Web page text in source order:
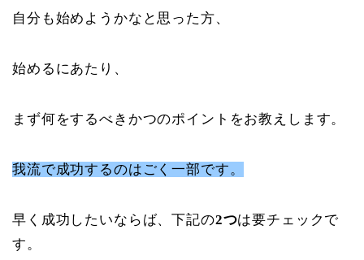
自分も始めようかなと思った方、
始めるにあたり、
まず何をするべきかつのポイントをお教えします。
我流で成功するのはごく一部です。
早く成功したいならば、下記の2つは要チェックで
す。